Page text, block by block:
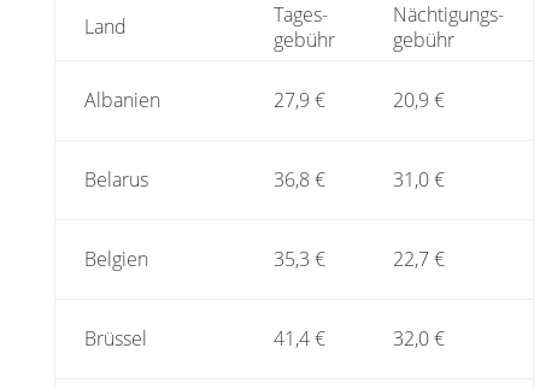
Land
Tages-
gebühr
Nächtigungs-
gebühr
Albanien 27,9 € 20,9 €
Belarus 36,8 € 31,0 €
Belgien 35,3 € 22,7 €
Brüssel 41,4 € 32,0 €